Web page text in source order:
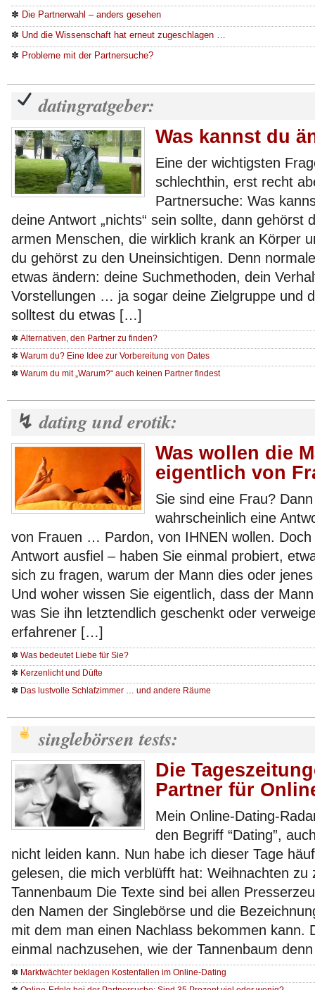
✽ Die Partnerwahl – anders gesehen
✽ Und die Wissenschaft hat erneut zugeschlagen …
✽ Probleme mit der Partnersuche?
datingratgeber:
Was kannst du
Eine der wichtigsten
schlechthin, erst recht
Partnersuche: Was
deine Antwort „nichts“ sein sollte, dann gehörst
armen Menschen, die wirklich krank an Körper
du gehörst zu den Uneinsichtigen. Denn
etwas ändern: deine Suchmethoden, dein
Vorstellungen … ja sogar deine Zielgruppe und
solltest du etwas […]
✽ Alternativen, den Partner zu finden?
✽ Warum du? Eine Idee zur Vorbereitung von Dates
✽ Warum du mit „Warum?“ auch keinen Partner findest
↯ dating und erotik:
Was wollen die
eigentlich von
Sie sind eine Frau?
wahrscheinlich eine
von Frauen … Pardon, von IHNEN wollen.
Antwort ausfiel – haben Sie einmal probiert,
sich zu fragen, warum der Mann dies oder jenes
Und woher wissen Sie eigentlich, dass der
was Sie ihn letztendlich geschenkt oder
erfahrener […]
✽ Was bedeutet Liebe für Sie?
✽ Kerzenlicht und Düfte
✽ Das lustvolle Schlafzimmer … und andere Räume
singlebörsen tests:
Die
Partner für
Mein Online-Dating-
den Begriff “Dating”,
nicht leiden kann. Nun habe ich dieser Tage
gelesen, die mich verblüfft hat: Weihnachten zu
Tannenbaum Die Texte sind bei allen
den Namen der Singlebörse und die
mit dem man einen Nachlass bekommen kann.
einmal nachzusehen, wie der Tannenbaum
✽ Marktwächter beklagen Kostenfallen im Online-Dating